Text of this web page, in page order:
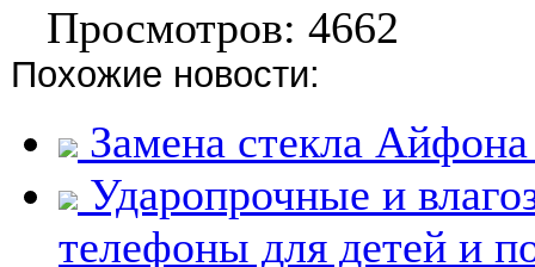
Просмотров: 4662
Похожие новости:
Замена стекла
Ударопрочные и
телефоны для детей и